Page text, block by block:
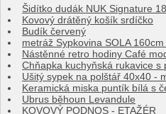
Šidítko dudák NUK Signature
Kovový drátěný košík srdíčko
Budík červený
metráž Sypkovina SOLA
Nástěnné retro hodiny Café
Chňapka kuchyňská rukavice s
Ušitý sypek na polštář 40x40 -
Keramická miska puntík bílá s
Ubrus běhoun Levandule
KOVOVÝ PODNOS - ETAŽÉR